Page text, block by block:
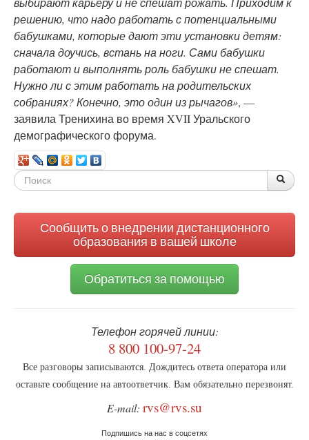
решению, что надо работать с потенциальными
бабушками, которые дают эти установки детям:
сначала доучись, встань на ноги. Сами бабушки
работают и выполнять роль бабушки не спешат.
Нужно ли с этим работать на родительских
собраниях? Конечно, это один из рычагов», —
заявила Тренихина во время XVII Уральского
демографического форума.
Форма
Сообщить о внедрении дистанционного
образования в вашей школе
Обратиться за помощью
Телефон горячей линии:
8 800 100-97-24
Все разговоры записываются. Дождитесь ответа оператора или
оставьте сообщение на автоответчик. Вам обязательно перезвонят.
E-mail: rvs@rvs.su
Подпишись на нас в соцсетях